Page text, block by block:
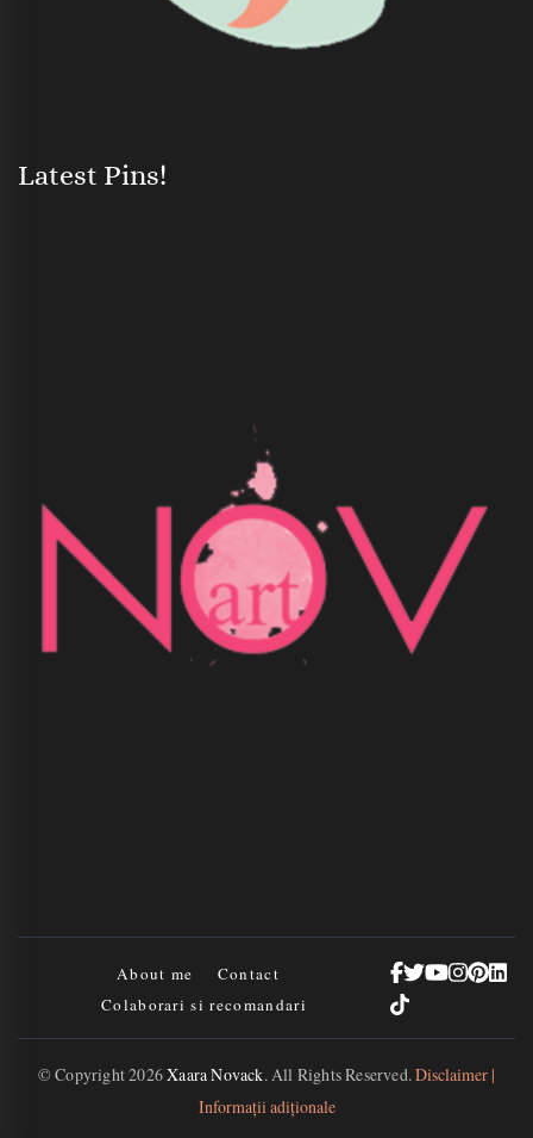
Latest Pins!
About me
Contact
Colaborari si recomandari
© Copyright 2026Xaara Novack. All Rights Reserved.Disclaimer |
Informații adiționale